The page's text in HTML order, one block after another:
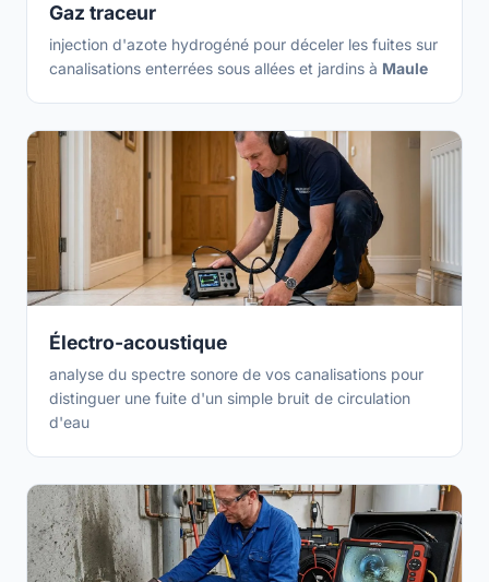
Gaz traceur
injection d'azote hydrogéné pour déceler les fuites sur
canalisations enterrées sous allées et jardins à Maule
Électro-acoustique
analyse du spectre sonore de vos canalisations pour
distinguer une fuite d'un simple bruit de circulation
d'eau